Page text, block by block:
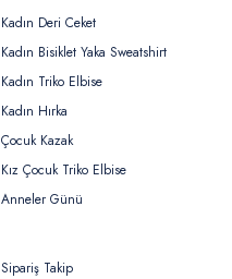
Kadın Deri Ceket
Kadın Bisiklet Yaka Sweatshirt
Kadın Triko Elbise
Kadın Hırka
Çocuk Kazak
Kız Çocuk Triko Elbise
Anneler Günü
Sipariş Takip